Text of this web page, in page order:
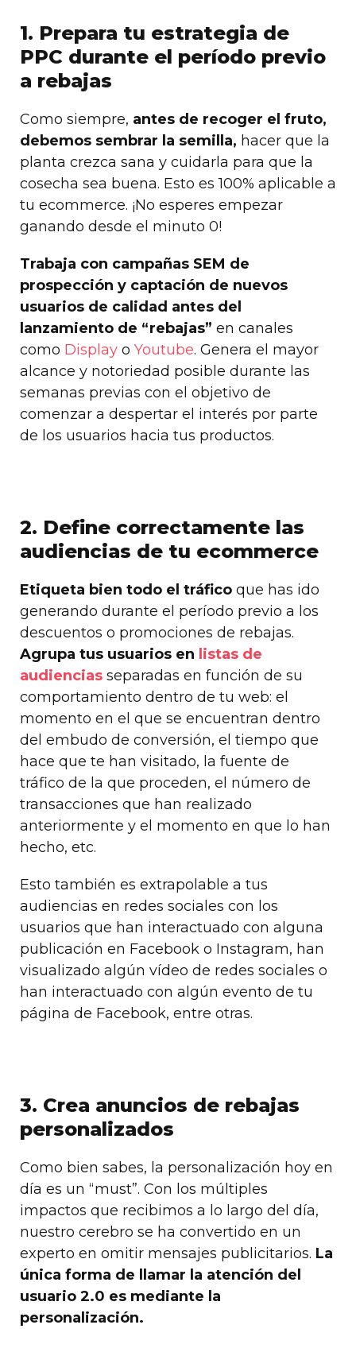
1. Prepara tu estrategia de
PPC durante el período previo
a rebajas
Como siempre, antes de recoger el fruto,
debemos sembrar la semilla, hacer que la
planta crezca sana y cuidarla para que la
cosecha sea buena. Esto es 100% aplicable a
tu ecommerce. ¡No esperes empezar
ganando desde el minuto 0!
Trabaja con campañas SEM de
prospección y captación de nuevos
usuarios de calidad antes del
lanzamiento de “rebajas” en canales
como Display o Youtube. Genera el mayor
alcance y notoriedad posible durante las
semanas previas con el objetivo de
comenzar a despertar el interés por parte
de los usuarios hacia tus productos.
2. Define correctamente las
audiencias de tu ecommerce
Etiqueta bien todo el tráfico que has ido
generando durante el período previo a los
descuentos o promociones de rebajas.
Agrupa tus usuarios en listas de
audiencias separadas en función de su
comportamiento dentro de tu web: el
momento en el que se encuentran dentro
del embudo de conversión, el tiempo que
hace que te han visitado, la fuente de
tráfico de la que proceden, el número de
transacciones que han realizado
anteriormente y el momento en que lo han
hecho, etc.
Esto también es extrapolable a tus
audiencias en redes sociales con los
usuarios que han interactuado con alguna
publicación en Facebook o Instagram, han
visualizado algún vídeo de redes sociales o
han interactuado con algún evento de tu
página de Facebook, entre otras.
3. Crea anuncios de rebajas
personalizados
Como bien sabes, la personalización hoy en
día es un “must”. Con los múltiples
impactos que recibimos a lo largo del día,
nuestro cerebro se ha convertido en un
experto en omitir mensajes publicitarios. La
única forma de llamar la atención del
usuario 2.0 es mediante la
personalización.